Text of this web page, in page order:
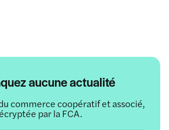
aucune actualité
commerce coopératif et associé,
par la FCA.